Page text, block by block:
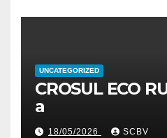
UNCATEGORIZED
CROSUL ECO
a
18/05/2026 SCBV